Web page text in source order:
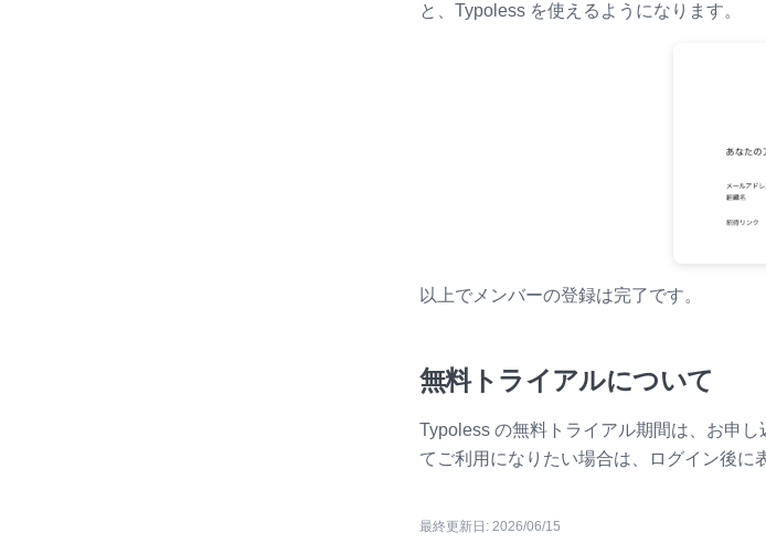
と、Typoless を使えるようになります。
以上でメンバーの登録は完了です。
無料トライアルについて
Typoless の無料トライアル期間は、お申
てご利用になりたい場合は、ログイン後に
最終更新日: 2026/06/15